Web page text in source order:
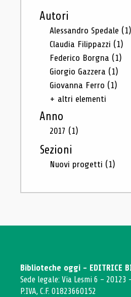
Autori
Alessandro Spedale (1)
Claudia Filippazzi (1)
Federico Borgna (1)
Giorgio Gazzera (1)
Giovanna Ferro (1)
+ altri elementi
Anno
2017 (1)
Sezioni
Nuovi progetti (1)
Biblioteche oggi - EDITRICE
Sede legale: Via Lesmi 6 -
P.IVA, C.F. 01823660152